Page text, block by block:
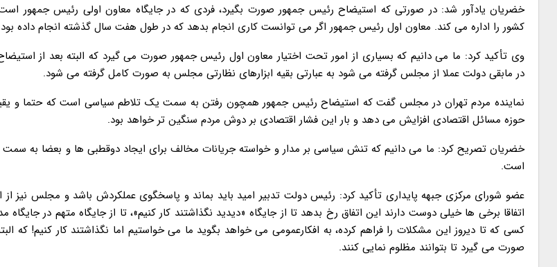
خضریان یادآور شد: در صورتی که استیضاح رئیس جمهور صورت بگیرد، فردی که در جایگاه معاون اولی رئیس جمهور
کشور را اداره می کند. معاون اول رئیس جمهور اگر می توانست کاری انجام بدهد که در طول هفت سال گذشته انجام داده
وی تأکید کرد: ما می دانیم که بسیاری از امور تحت اختیار معاون اول رئیس جمهور صورت می گیرد که البته بعد از
در مابقی دولت عملا از مجلس گرفته می شود به عبارتی بقیه ابزارهای نظارتی مجلس به صورت کامل گرفته می شود.
نماینده مردم تهران در مجلس گفت که استیضاح رئیس جمهور همچون رفتن به سمت یک تلاطم سیاسی است که حتما و یقینا
حوزه مسائل اقتصادی افزایش می دهد و بار این فشار اقتصادی بر دوش مردم سنگین تر خواهد بود.
خضریان تصریح کرد: ما می دانیم که تنش سیاسی بر مدار و خواسته جریانات مخالف برای ایجاد دوقطبی ها و بعضا به
است.
عضو شورای مرکزی جبهه پایداری تأکید کرد: رئیس دولت تدبیر امید باید بماند و پاسخگوی عملکردش باشد و مجلس نیز از
اتفاقا برخی ها خیلی دوست دارند این اتفاق رخ بدهد تا از جایگاه «دیدید نگذاشتند کار کنیم»، تا از جایگاه متهم در جایگاه
کسی که تا دیروز این مشکلات را فراهم کرده، به افکارعمومی می خواهد بگوید ما می خواستیم اما نگذاشتند کار کنیم! که
صورت می گیرد تا بتوانند مظلوم نمایی کنند.